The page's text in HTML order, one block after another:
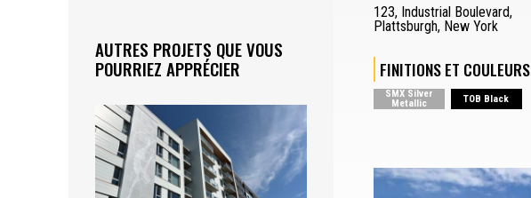
AUTRES PROJETS QUE VOUS
POURRIEZ APPRÉCIER
123, Industrial Boulevard,
Plattsburgh, New York
FINITIONS ET COULEURS
SMX Silver
Metallic
TOB Black